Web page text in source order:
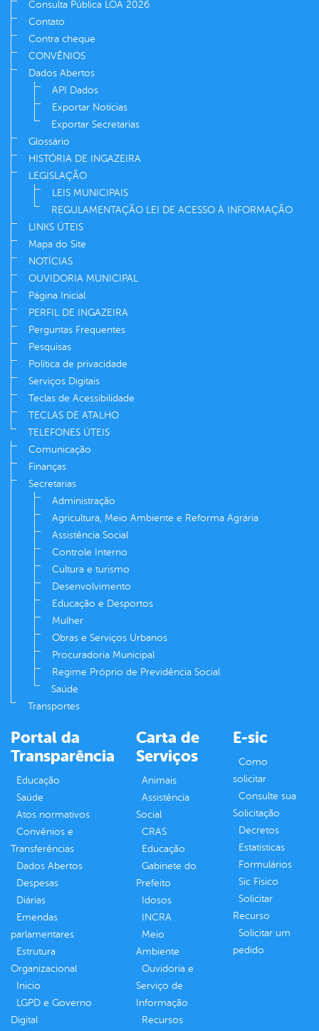
Consulta Pública LOA 2026
Contato
Contra cheque
CONVÊNIOS
Dados Abertos
API Dados
Exportar Notícias
Exportar Secretarias
Glossário
HISTÓRIA DE INGAZEIRA
LEGISLAÇÃO
LEIS MUNICIPAIS
REGULAMENTAÇÃO LEI DE ACESSO À INFORMAÇÃO
LINKS ÚTEIS
Mapa do Site
NOTÍCIAS
OUVIDORIA MUNICIPAL
Página Inicial
PERFIL DE INGAZEIRA
Perguntas Frequentes
Pesquisas
Política de privacidade
Serviços Digitais
Teclas de Acessibilidade
TECLAS DE ATALHO
TELEFONES ÚTEIS
Comunicação
Finanças
Secretarias
Administração
Agricultura, Meio Ambiente e Reforma Agrária
Assistência Social
Controle Interno
Cultura e turismo
Desenvolvimento
Educação e Desportos
Mulher
Obras e Serviços Urbanos
Procuradoria Municipal
Regime Próprio de Previdência Social
Saúde
Transportes
Portal da
Transparência
Educação
Saúde
Atos normativos
Convênios e
Transferências
Dados Abertos
Despesas
Diárias
Emendas
parlamentares
Estrutura
Organizacional
Inicio
LGPD e Governo
Digital
Carta de
Serviços
Animais
Assistência
Social
CRAS
Educação
Gabinete do
Prefeito
Idosos
INCRA
Meio
Ambiente
Ouvidoria e
Serviço de
Informação
Recursos
E-sic
Como
solicitar
Consulte sua
Solicitação
Decretos
Estatísticas
Formulários
Sic Físico
Solicitar
Recurso
Solicitar um
pedido